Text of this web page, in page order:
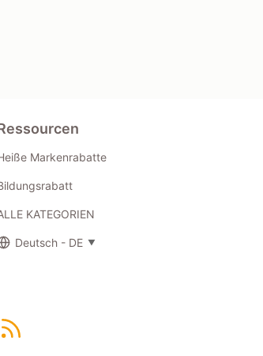
Markenrabatte
KATEGORIEN
Deutsch - DE